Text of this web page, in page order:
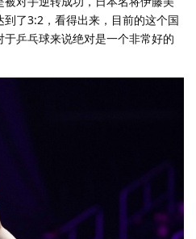
了3:2，看得出来，目前的这个国
乒乓球来说绝对是一个非常好的